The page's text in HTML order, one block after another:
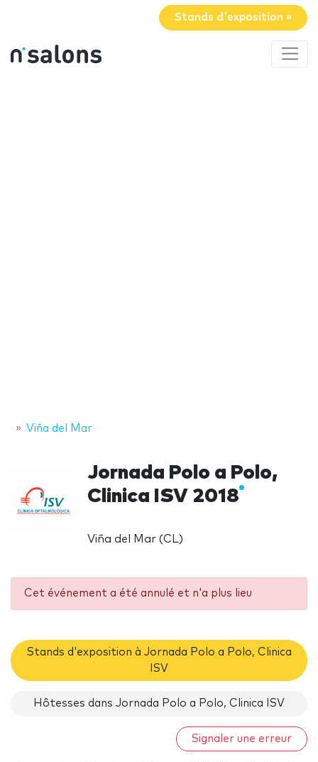
Stands d'exposition »
Viña del Mar
Jornada Polo a Polo,
Clinica ISV 2018
Viña del Mar (CL)
Cet événement a été annulé et n'a plus lieu
Stands d'exposition à Jornada Polo a Polo, Clinica
ISV
Hôtesses dans Jornada Polo a Polo, Clinica ISV
Signaler une erreur